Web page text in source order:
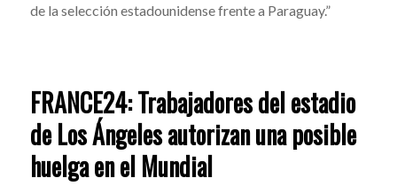
de la selección estadounidense frente a Paraguay.”
FRANCE24: Trabajadores del estadio
de Los Ángeles autorizan una posible
huelga en el Mundial